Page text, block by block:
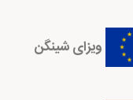
ویزای شینگن